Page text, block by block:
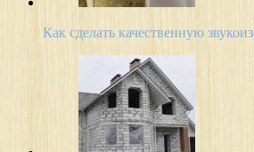
Как сделать качественную